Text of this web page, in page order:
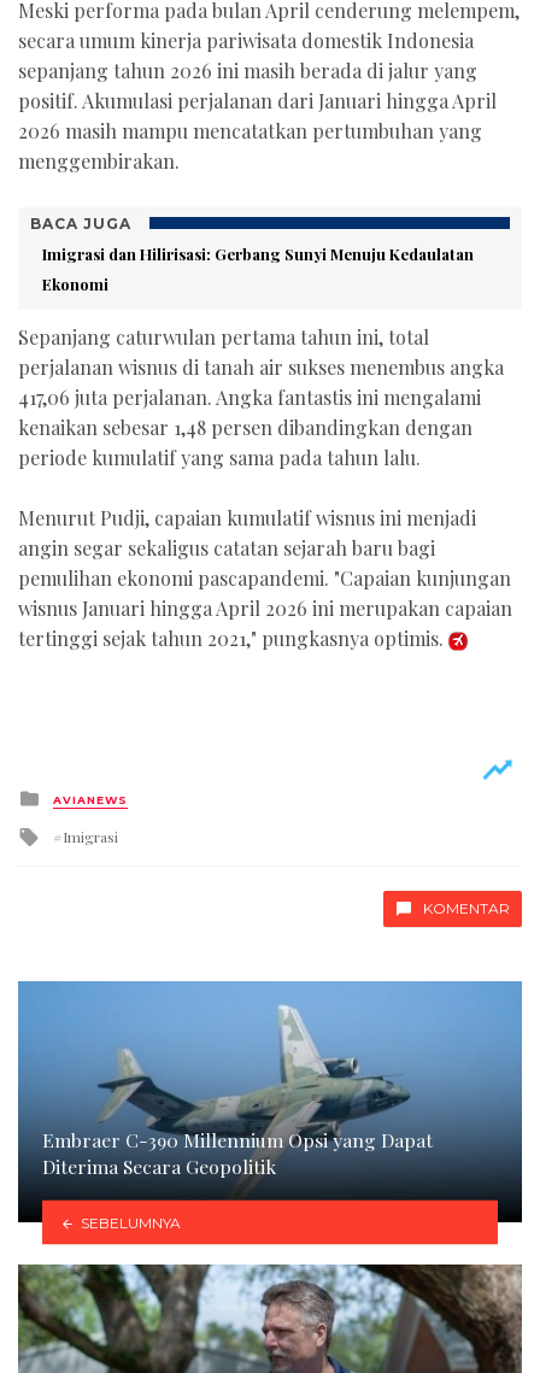
Meski performa pada bulan April cenderung melempem,
secara umum kinerja pariwisata domestik Indonesia
sepanjang tahun 2026 ini masih berada di jalur yang
positif. Akumulasi perjalanan dari Januari hingga April
2026 masih mampu mencatatkan pertumbuhan yang
menggembirakan.
BACA JUGA
Imigrasi dan Hilirisasi: Gerbang Sunyi Menuju Kedaulatan
Ekonomi
Sepanjang caturwulan pertama tahun ini, total
perjalanan wisnus di tanah air sukses menembus angka
417,06 juta perjalanan. Angka fantastis ini mengalami
kenaikan sebesar 1,48 persen dibandingkan dengan
periode kumulatif yang sama pada tahun lalu.
Menurut Pudji, capaian kumulatif wisnus ini menjadi
angin segar sekaligus catatan sejarah baru bagi
pemulihan ekonomi pascapandemi. "Capaian kunjungan
wisnus Januari hingga April 2026 ini merupakan capaian
tertinggi sejak tahun 2021," pungkasnya optimis.
Posted
in
AVIANEWS
Tagged
Imigrasi
KOMENTAR
Embraer C-390 Millennium Opsi yang Dapat
Diterima Secara Geopolitik
SEBELUMNYA